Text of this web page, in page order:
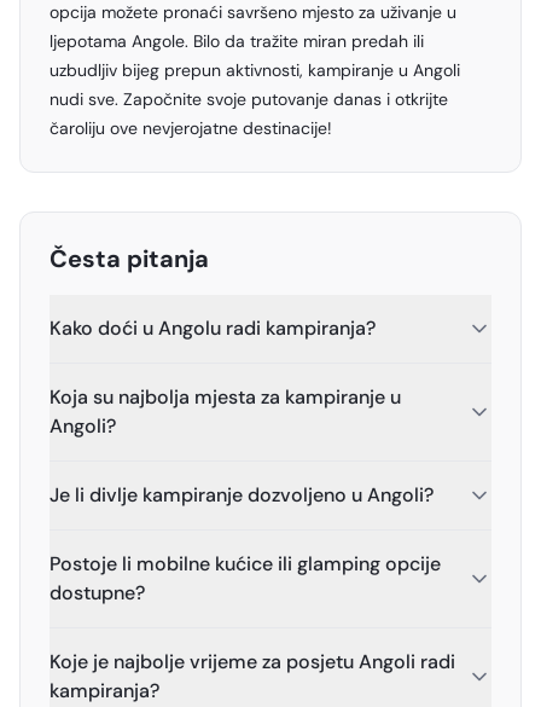
opcija možete pronaći savršeno mjesto za uživanje u
ljepotama Angole. Bilo da tražite miran predah ili
uzbudljiv bijeg prepun aktivnosti, kampiranje u Angoli
nudi sve. Započnite svoje putovanje danas i otkrijte
čaroliju ove nevjerojatne destinacije!
Česta pitanja
Kako doći u Angolu radi kampiranja?
Koja su najbolja mjesta za kampiranje u
Angoli?
Je li divlje kampiranje dozvoljeno u Angoli?
Postoje li mobilne kućice ili glamping opcije
dostupne?
Koje je najbolje vrijeme za posjetu Angoli radi
kampiranja?